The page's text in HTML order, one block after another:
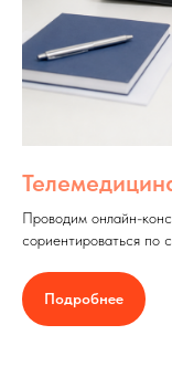
Проводим онлайн-
сориентироваться по
Подробнее